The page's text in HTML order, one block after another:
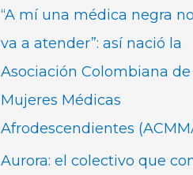
“A mí una médica negra
va a atender”: así nació la
Asociación Colombiana de
Mujeres Médicas
Afrodescendientes
Aurora: el colectivo que